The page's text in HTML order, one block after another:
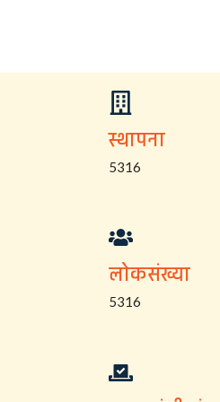
स्थापना
5316
लोकसंख्या
5316